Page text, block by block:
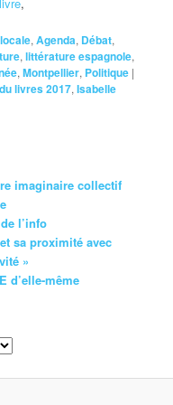
,Agenda, Débat,
,littérature espagnole,
,Montpellier, Politique |
livres 2017,Isabelle
imaginaire collectif
l’info
sa proximité avec
»
d’elle-même